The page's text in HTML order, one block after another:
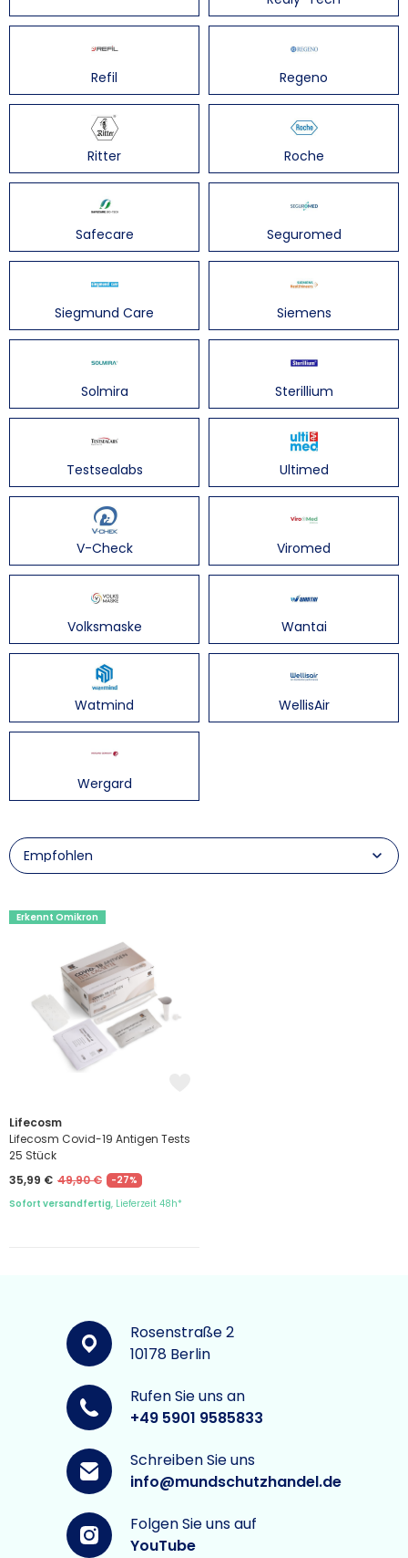
Refil Regeno
Ritter Roche
Safecare Seguromed
Siegmund Care Siemens
Solmira Sterillium
Testsealabs Ultimed
V-Check Viromed
Volksmaske Wantai
Watmind WellisAir
Wergard
Erkennt Omikron
Lifecosm
Lifecosm Covid-19 Antigen Tests
25 Stück
35,99 € 49,90 €
-27%
Sofort versandfertig, Lieferzeit 48h*
Rosenstraße 2
10178 Berlin
Rufen Sie uns an
+49 5901 9585833
Schreiben Sie uns
info@mundschutzhandel.de
Folgen Sie uns auf
YouTube